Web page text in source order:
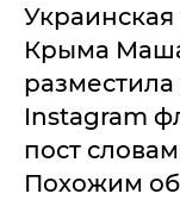
Крыма
разместила
Instagram
пост
Похожим